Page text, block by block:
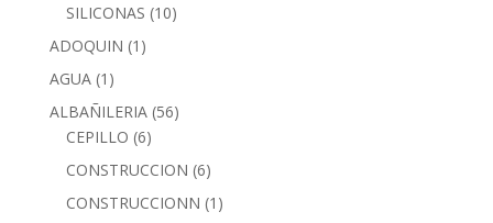
SILICONAS (10)
ADOQUIN (1)
AGUA (1)
ALBAÑILERIA (56)
CEPILLO (6)
CONSTRUCCION (6)
CONSTRUCCIONN (1)